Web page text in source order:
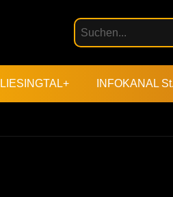
LIESINGTAL+ INFOKANAL